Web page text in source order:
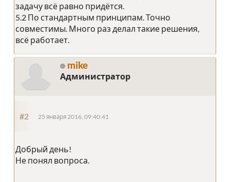
задачу всё равно придётся.
5.2 По стандартным принципам. Точно
совместимы. Много раз делал такие решения,
всё работает.
mike
Администратор
#2 25 января 2016, 09:40:41
Добрый день!
Не понял вопроса.